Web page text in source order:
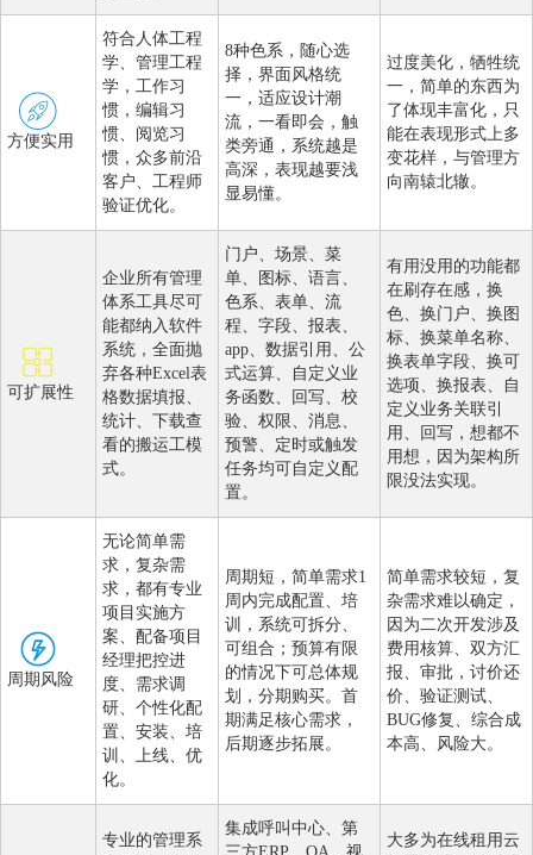
方便实用
符合人体工程
学、管理工程
学，工作习
惯，编辑习
惯、阅览习
惯，众多前沿
客户、工程师
验证优化。
8种色系，随心选
择，界面风格统
一，适应设计潮
流，一看即会，触
类旁通，系统越是
高深，表现越要浅
显易懂。
过度美化，牺牲统
一，简单的东西为
了体现丰富化，只
能在表现形式上多
变花样，与管理方
向南辕北辙。
可扩展性
企业所有管理
体系工具尽可
能都纳入软件
系统，全面抛
弃各种Excel表
格数据填报、
统计、下载查
看的搬运工模
式。
门户、场景、菜
单、图标、语言、
色系、表单、流
程、字段、报表、
app、数据引用、公
式运算、自定义业
务函数、回写、校
验、权限、消息、
预警、定时或触发
任务均可自定义配
置。
有用没用的功能都
在刷存在感，换
色、换门户、换图
标、换菜单名称、
换表单字段、换可
选项、换报表、自
定义业务关联引
用、回写，想都不
用想，因为架构所
限没法实现。
周期风险
无论简单需
求，复杂需
求，都有专业
项目实施方
案、配备项目
经理把控进
度、需求调
研、个性化配
置、安装、培
训、上线、优
化。
周期短，简单需求1
周内完成配置、培
训，系统可拆分、
可组合；预算有限
的情况下可总体规
划，分期购买。首
期满足核心需求，
后期逐步拓展。
简单需求较短，复
杂需求难以确定，
因为二次开发涉及
费用核算、双方汇
报、审批，讨价还
价、验证测试、
BUG修复、综合成
本高、风险大。
专业的管理系
集成呼叫中心、第
大多为在线租用云